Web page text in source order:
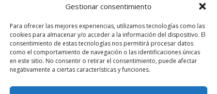
Gestionar consentimiento
Para ofrecer las mejores experiencias, utilizamos tecnologías como las
cookies para almacenar y/o acceder a la información del dispositivo. El
consentimiento de estas tecnologías nos permitirá procesar datos
como el comportamiento de navegación o las identificaciones únicas
en este sitio. No consentir o retirar el consentimiento, puede afectar
negativamente a ciertas características y funciones.
LEGAL
Aviso legal
Política de privacidad